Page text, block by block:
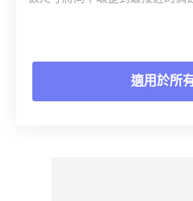
適用於所